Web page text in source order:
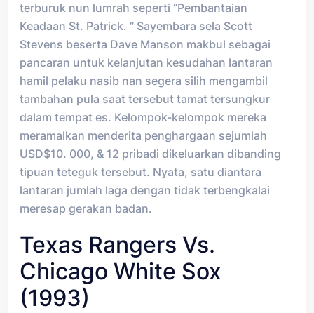
terburuk nun lumrah seperti “Pembantaian
Keadaan St. Patrick. ” Sayembara sela Scott
Stevens beserta Dave Manson makbul sebagai
pancaran untuk kelanjutan kesudahan lantaran
hamil pelaku nasib nan segera silih mengambil
tambahan pula saat tersebut tamat tersungkur
dalam tempat es. Kelompok-kelompok mereka
meramalkan menderita penghargaan sejumlah
USD$10. 000, & 12 pribadi dikeluarkan dibanding
tipuan teteguk tersebut. Nyata, satu diantara
lantaran jumlah laga dengan tidak terbengkalai
meresap gerakan badan.
Texas Rangers Vs.
Chicago White Sox
(1993)